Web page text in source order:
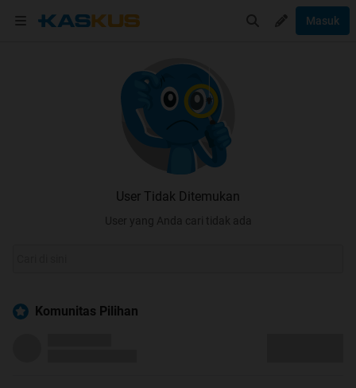
Masuk
User Tidak Ditemukan
User yang Anda cari tidak ada
Komunitas Pilihan